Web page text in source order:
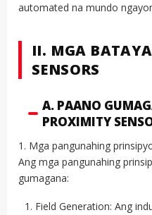
automated na mundo
II. MGA
SENSORS
A. PAANO
PROXIMITY
1. Mga pangunahing
Ang mga pangunahing
gumagana:
Field Generation: Ang